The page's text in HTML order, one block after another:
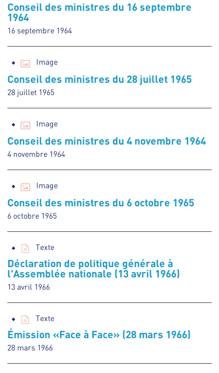
Conseil des ministres du 16 septembre
1964
16 septembre 1964
Image
Conseil des ministres du 28 juillet 1965
28 juillet 1965
Image
Conseil des ministres du 4 novembre 1964
4 novembre 1964
Image
Conseil des ministres du 6 octobre 1965
6 octobre 1965
Texte
Déclaration de politique générale à
l'Assemblée nationale (13 avril 1966)
13 avril 1966
Texte
Émission «Face à Face» (28 mars 1966)
28 mars 1966